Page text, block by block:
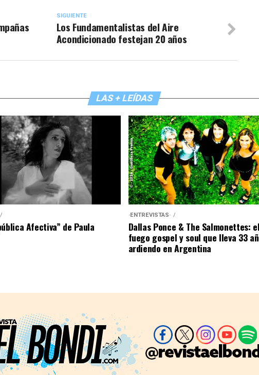
SIGUIENTE
Los Fundamentalistas del Aire
Acondicionado festejan 20 años
LAS + LEÍDAS
Afectiva” de Paula
·ENTREVISTAS·
Dallas Ponce & The Salmonettes: el
fuego gospel y soul que lleva 33
ardiendo en Argentina